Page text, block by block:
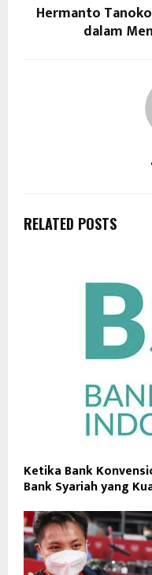
Hermanto
dalam
RELATED POSTS
Ketika Bank
Bank Syariah yang